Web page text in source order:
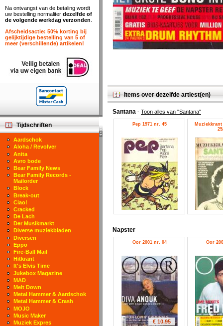
Items over dezelfde artiest(en)
Santana - Toon alles van "Santana"
Pep 1971 nr. 45
Napster
Oor 2001 nr. 04
€ 10.95
Oor
Na ontvangst van de betaling wordt
uw bestelling normaliter dezelfde of
de volgende werkdag verzonden
Afscheidsactie: 50% korting bij
gelijktijdige bestelling van 5 of
meer (verschillende) artikelen!
Tijdschriften
Aardschok
Aloha / Revolver
Anita
Avro bode
Bear Family News
Bear Family Records -
Mailorder
Block
Break-out
Ciao!
Cracked
De Lach
Der Musikmarkt
Diverse muziekbladen
Diversen
Eppo
Fire-Ball Mail
Hitkrant
It's Elvis Time
Jukebox Magazine
MAD
Melt Down
Metal Hammer & Aardschok
Metal Hammer & Crash
MOJO
Music Maker
Muziek Expres